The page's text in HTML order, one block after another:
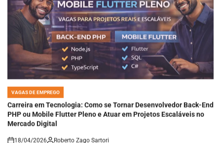
VAGAS DE EMPREGO
Carreira em Tecnologia: Como se Tornar Desenvolvedor Back-End
PHP ou Mobile Flutter Pleno e Atuar em Projetos Escaláveis no
Mercado Digital
on